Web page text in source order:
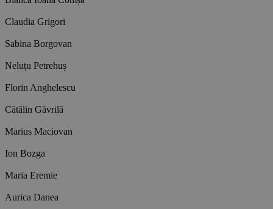
Claudia Grigori
Sabina Borgovan
Neluțu Petrehuș
Florin Anghelescu
Cătălin Găvrilă
Marius Maciovan
Ion Bozga
Maria Eremie
Aurica Danea